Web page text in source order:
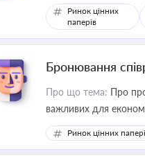
Ринок цінних
паперів
Бронювання
Про що тема: Про
важливих для
Ринок цінних